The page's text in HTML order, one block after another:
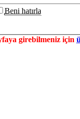
Beni hatırla
girebilmeniz için